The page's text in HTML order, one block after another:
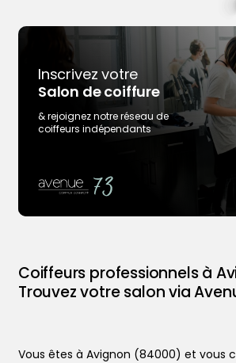
Ajouter votre salon
Inscrivez votre
Salon de coiffure
& rejoignez notre réseau de
coiffeurs indépendants
Coiffeurs professionnels à
Trouvez votre salon via
Vous êtes à Avignon (84000) et vous